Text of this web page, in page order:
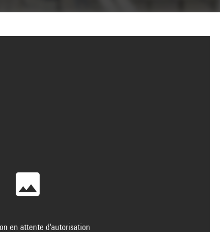
en attente d'autorisation